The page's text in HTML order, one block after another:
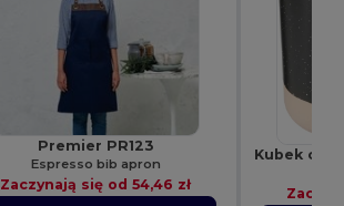
Premier PR123
Espresso bib apron
Zaczynają się od54,46 zł